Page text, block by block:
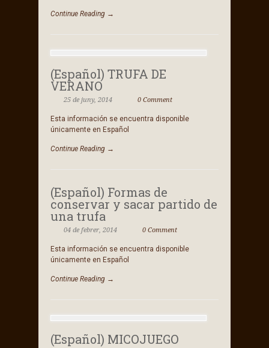
Continue Reading →
(Español) TRUFA DE
VERANO
25 de juny, 2014 0 Comment
Esta información se encuentra disponible
únicamente en Español
Continue Reading →
(Español) Formas de
conservar y sacar partido de
una trufa
04 de febrer, 2014 0 Comment
Esta información se encuentra disponible
únicamente en Español
Continue Reading →
(Español) MICOJUEGO